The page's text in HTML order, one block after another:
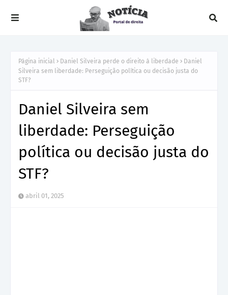
Página inicial Daniel Silveira perde o direito à liberdade
Daniel
Silveira sem liberdade: Perseguição política ou decisão justa do
STF?
Daniel Silveira sem
liberdade: Perseguição
política ou decisão justa do
STF?
abril 01, 2025